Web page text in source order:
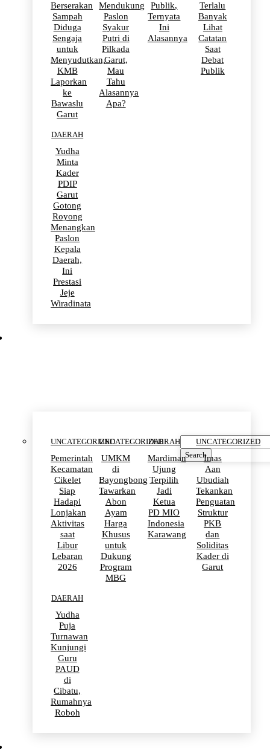
Berserakan
Sampah
Diduga
Sengaja
untuk
Menyudutkan,
KMB
Laporkan
ke
Bawaslu
Garut
Mendukung
Paslon
Syakur
Putri di
Pilkada
Garut,
Mau
Tahu
Alasannya
Apa?
Publik,
Ternyata
Ini
Alasannya
Terlalu
Banyak
Lihat
Catatan
Saat
Debat
Publik
DAERAH
Yudha
Minta
Kader
PDIP
Garut
Gotong
Royong
Menangkan
Paslon
Kepala
Daerah,
Ini
Prestasi
Jeje
Wiradinata
UNCATEGORIZED
Pemerintah
Kecamatan
Cikelet
Siap
Hadapi
Lonjakan
Aktivitas
saat
Libur
Lebaran
2026
UNCATEGORIZED
UMKM
di
Bayongbong
Tawarkan
Abon
Ayam
Harga
Khusus
untuk
Dukung
Program
MBG
DAERAH
Mardiman
Ujung
Terpilih
Jadi
Ketua
PD MIO
Indonesia
Karawang
UNCATEGORIZED
Imas
Aan
Ubudiah
Tekankan
Penguatan
Struktur
PKB
dan
Soliditas
Kader di
Garut
DAERAH
Yudha
Puja
Turnawan
Kunjungi
Guru
PAUD
di
Cibatu,
Rumahnya
Roboh
Search